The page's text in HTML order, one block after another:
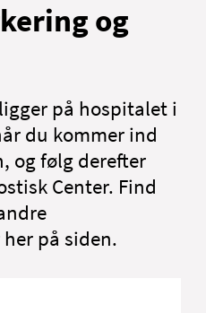
og
på hospitalet i
du kommer ind
og følg derefter
Center. Find
på siden.